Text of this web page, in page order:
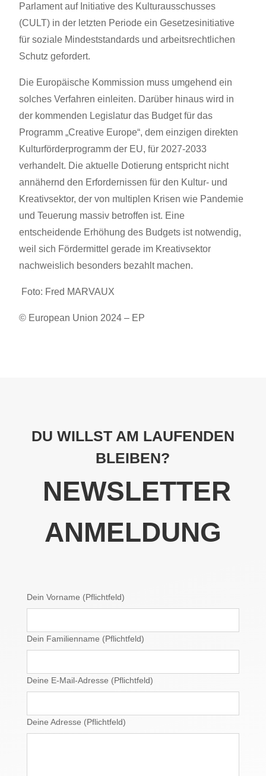
Parlament auf Initiative des Kulturausschusses
(CULT) in der letzten Periode ein Gesetzesinitiative
für soziale Mindeststandards und arbeitsrechtlichen
Schutz gefordert.
Die Europäische Kommission muss umgehend ein
solches Verfahren einleiten. Darüber hinaus wird in
der kommenden Legislatur das Budget für das
Programm „Creative Europe“, dem einzigen direkten
Kulturförderprogramm der EU, für 2027-2033
verhandelt. Die aktuelle Dotierung entspricht nicht
annähernd den Erfordernissen für den Kultur- und
Kreativsektor, der von multiplen Krisen wie Pandemie
und Teuerung massiv betroffen ist. Eine
entscheidende Erhöhung des Budgets ist notwendig,
weil sich Fördermittel gerade im Kreativsektor
nachweislich besonders bezahlt machen.
Foto: Fred MARVAUX
© European Union 2024 – EP
DU WILLST AM LAUFENDEN
BLEIBEN?
NEWSLETTER
ANMELDUNG
Dein Vorname (Pflichtfeld)
Dein Familienname (Pflichtfeld)
Deine E-Mail-Adresse (Pflichtfeld)
Deine Adresse (Pflichtfeld)